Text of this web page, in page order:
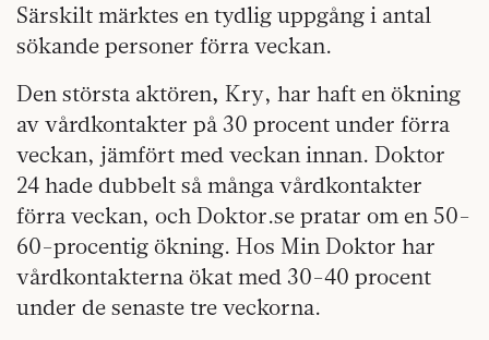
Särskilt märktes en tydlig uppgång i antal
sökande personer förra veckan.
Den största aktören, Kry, har haft en ökning
av vårdkontakter på 30 procent under förra
veckan, jämfört med veckan innan. Doktor
24 hade dubbelt så många vårdkontakter
förra veckan, och Doktor.se pratar om en 50-
60-procentig ökning. Hos Min Doktor har
vårdkontakterna ökat med 30-40 procent
under de senaste tre veckorna.